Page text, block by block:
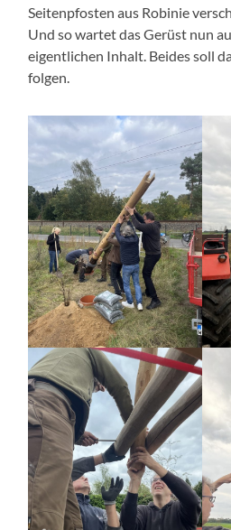
Seitenpfosten aus Robinie
Und so wartet das Gerüst nun
eigentlichen Inhalt. Beides soll
folgen.